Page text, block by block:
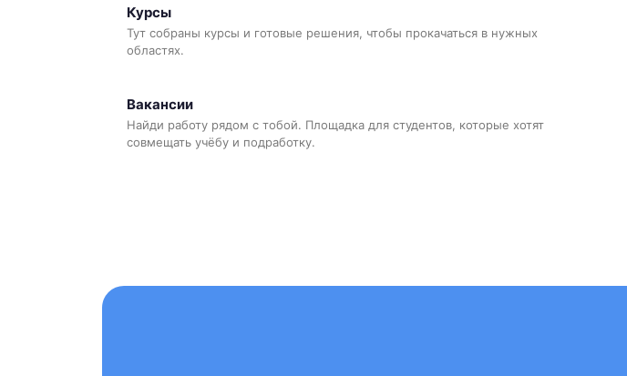
Курсы
Тут собраны курсы и готовые решения, чтобы прокачаться в нужных
областях.
Вакансии
Найди работу рядом с тобой. Площадка для студентов, которые хотят
совмещать учёбу и подработку.